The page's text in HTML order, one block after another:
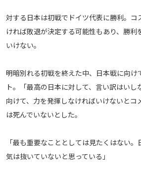
メディアアライアンス
対する日本は初戦でドイツ代表に勝利。コ
ければ敗退が決定する可能性もあり、勝利
いけない。
明暗別れる初戦を終えた中、日本戦に向け
ト。「最高の日本に対して、言い訳はいし
向けて、力を発揮しなければいけないとコ
は死んでいないとした。
「最も重要なこととしては見たくはない
気は抜いていないと思っている」